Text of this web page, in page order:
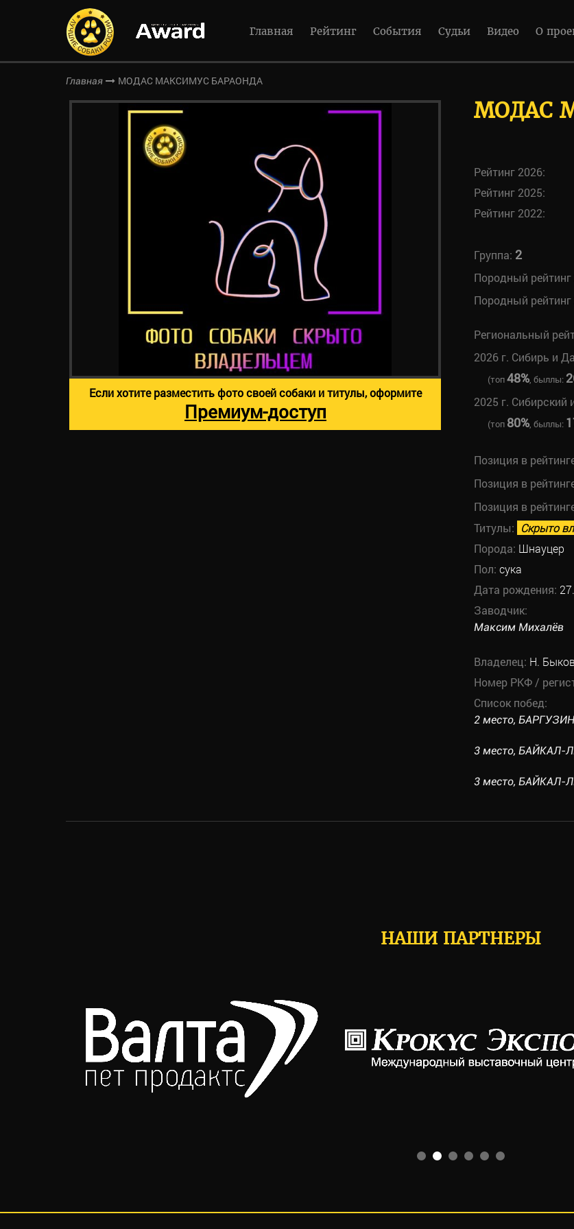
Главная Рейтинг События Судьи Видео О
Главная МОДАС МАКСИМУС БАРАОНДА
МОДАС
Рейтинг 2026:
Рейтинг 2025:
Рейтинг 2022:
Группа: 2
Породный рейтинг
Породный рейтинг
Региональный
2026 г. Сибирь и
(топ48%, быллы:
2025 г. Сибирский
(топ 80%, быллы:
Позиция в
Позиция в
Позиция в
Титулы: Скрыто
Порода: Шнауцер
Пол: сука
Дата рождения:
Заводчик:
Максим Михалёв
Владелец: Н.
Номер РКФ /
Список побед:
2 место, БАРГУЗИН
3 место, БАЙКАЛ-
3 место, БАЙКАЛ-
Если хотите разместить фото своей собаки и титулы, оформите
Премиум-доступ
НАШИ ПАРТНЕРЫ